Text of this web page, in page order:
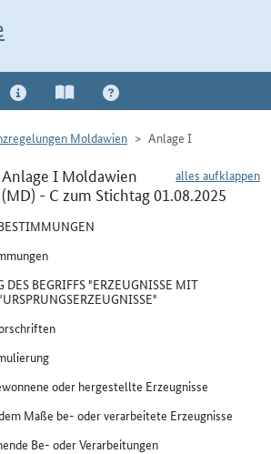
Moldawien Anlage I
alles aufklappen
I Moldawien
- C zum Stichtag 01.08.2025
BEGRIFFS "ERZEUGNISSE MIT
oder hergestellte Erzeugnisse
Maße be- oder verarbeitete Erzeugnisse
Be- oder Verarbeitungen